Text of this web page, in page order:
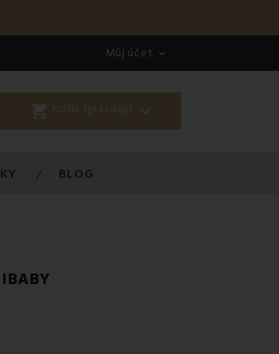
Můj účet 
shopping_cart Košík (prázdný) 
BLOG